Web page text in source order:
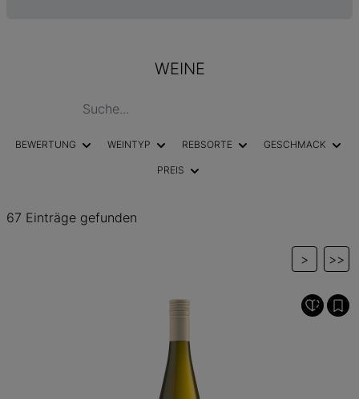
WEINE
BEWERTUNG WEINTYP REBSORTE GESCHMACK
PREIS
67 Einträge gefunden
> >>